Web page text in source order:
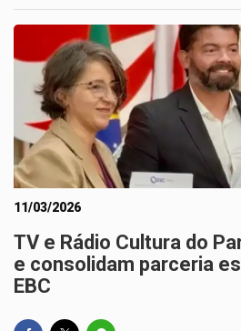
11/03/2026
TV e Rádio Cultura do
e consolidam parceria
EBC